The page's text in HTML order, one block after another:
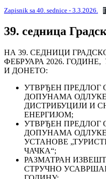
Zapisnik sa 40. sednice - 3.3.2026.
39. седница
НА 39. СЕДНИЦИ
ФЕБРУАРА 2026.
И ДОНЕТО:
УТВРЂЕН ПРЕДЛОГ
ДОПУНАМА
ДИСТРИБУЦИЈИ И
ЕНЕРГИЈОМ;
УТВРЂЕН ПРЕДЛОГ
ДОПУНАМА
УСТАНОВЕ
ЧАЧКА“;
РАЗМАТРАН
СТРУЧНО